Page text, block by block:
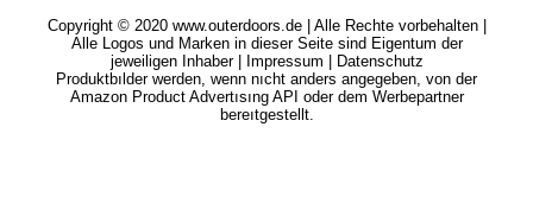
Copyright © 2020 www.outerdoors.de | Alle Rechte vorbehalten |
Alle Logos und Marken in dieser Seite sind Eigentum der
jeweiligen Inhaber |
Impressum
Datenschutz
Produktbılder werden, wenn nıcht anders angegeben, von der
Amazon Product Advertısıng API oder dem Werbepartner
bereıtgestellt.